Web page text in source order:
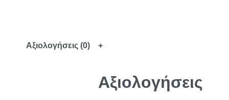
Αξιολογήσεις (0)
Αξιολογήσεις